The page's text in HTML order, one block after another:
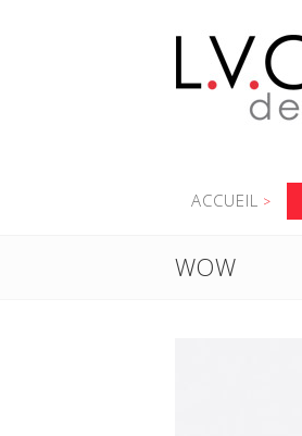
ACCUEIL
WOW